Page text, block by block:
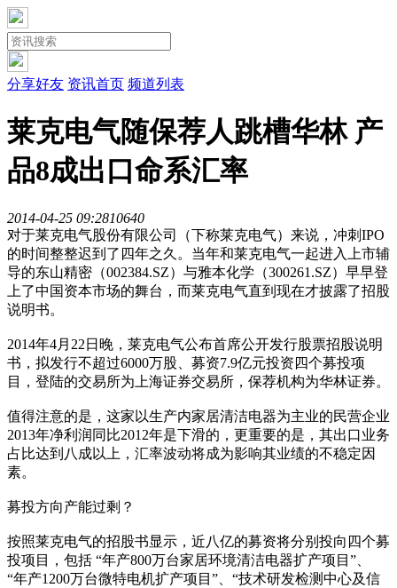
分享好友 资讯首页 频道列表
莱克电气随保荐人跳槽华林 产
品8成出口命系汇率
2014-04-25 09:2810640
对于莱克电气股份有限公司（下称莱克电气）来说，冲刺IPO
的时间整整迟到了四年之久。当年和莱克电气一起进入上市辅
导的东山精密（002384.SZ）与雅本化学（300261.SZ）早早登
上了中国资本市场的舞台，而莱克电气直到现在才披露了招股
说明书。
2014年4月22日晚，莱克电气公布首席公开发行股票招股说明
书，拟发行不超过6000万股、募资7.9亿元投资四个募投项
目，登陆的交易所为上海证券交易所，保荐机构为华林证券。
值得注意的是，这家以生产内家居清洁电器为主业的民营企业
2013年净利润同比2012年是下滑的，更重要的是，其出口业务
占比达到八成以上，汇率波动将成为影响其业绩的不稳定因
素。
募投方向产能过剩？
按照莱克电气的招股书显示，近八亿的募资将分别投向四个募
投项目，包括 “年产800万台家居环境清洁电器扩产项目”、
“年产1200万台微特电机扩产项目”、“技术研发检测中心及信